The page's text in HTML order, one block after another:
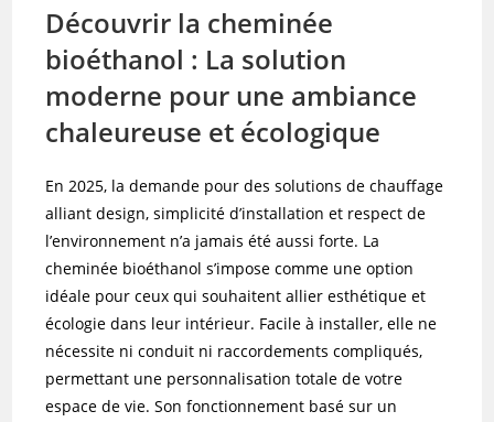
Découvrir la cheminée
bioéthanol : La solution
moderne pour une ambiance
chaleureuse et écologique
En 2025, la demande pour des solutions de chauffage
alliant design, simplicité d’installation et respect de
l’environnement n’a jamais été aussi forte. La
cheminée bioéthanol s’impose comme une option
idéale pour ceux qui souhaitent allier esthétique et
écologie dans leur intérieur. Facile à installer, elle ne
nécessite ni conduit ni raccordements compliqués,
permettant une personnalisation totale de votre
espace de vie. Son fonctionnement basé sur un